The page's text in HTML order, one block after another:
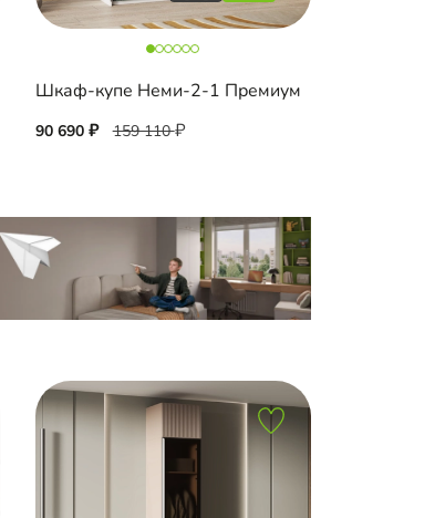
Шкаф-купе Неми-2-1 Премиум
90 690 159 110